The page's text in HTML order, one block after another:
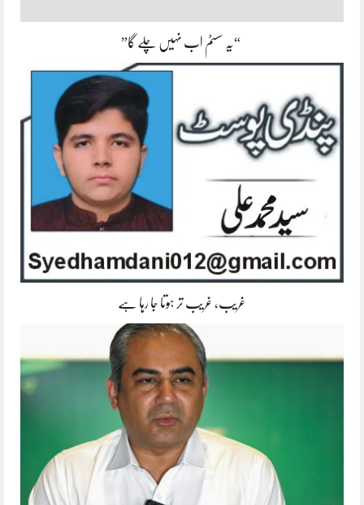
“یہ سسٹم اب نہیں چلے گا”
غریب، غریب تر ہوتا جا رہا ہے